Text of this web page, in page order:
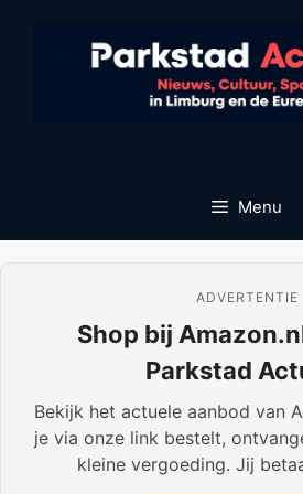
Menu
ADVERTENTIE
Shop bij
Parkstad
Bekijk het actuele aanbod van
je via onze link bestelt,
kleine vergoeding. Jij